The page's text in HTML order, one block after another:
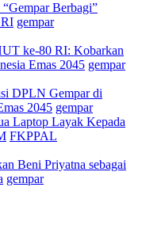
Berbagi”
gempar
ke-80 RI: Kobarkan
Emas 2045 gempar
DPLN Gempar di
2045 gempar
Laptop Layak Kepada
FKPPAL
Beni Priyatna sebagai
gempar